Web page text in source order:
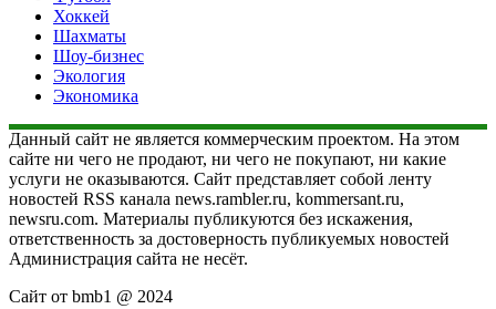
Хоккей
Шахматы
Шоу-бизнес
Экология
Экономика
Данный сайт не является коммерческим проектом. На этом
сайте ни чего не продают, ни чего не покупают, ни какие
услуги не оказываются. Сайт представляет собой ленту
новостей RSS канала news.rambler.ru, kommersant.ru,
newsru.com. Материалы публикуются без искажения,
ответственность за достоверность публикуемых новостей
Администрация сайта не несёт.
Сайт от bmb1 @ 2024